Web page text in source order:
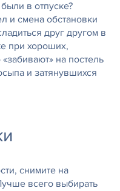
в отпуске?
и смена обстановки
друг другом в
при хороших,
на постель
и затянувшихся
снимите на
всего выбирать